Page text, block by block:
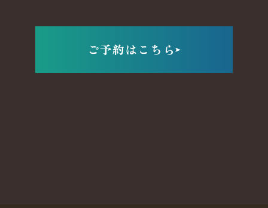
ご予約はこちら